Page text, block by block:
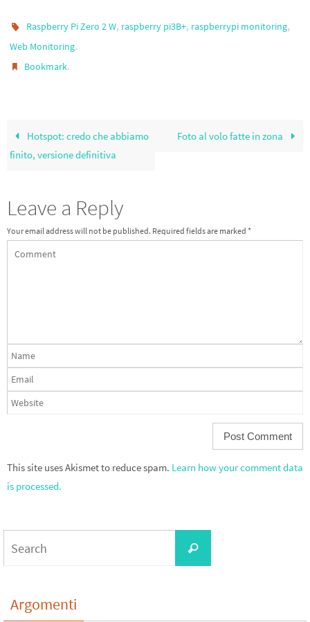
b
o
o
tt
er
gr ail ar
Raspberry Pi Zero 2 W, raspberry pi3B+, raspberrypi monitoring,
Web Monitoring.
Bookmark.
Hotspot: credo che abbiamo
finito, versione definitiva
Foto al volo fatte in zona
Leave a Reply
Your email address will not be published. Required fields are marked *
This site uses Akismet to reduce spam. Learn how your comment data
is processed.
Search
Argomenti